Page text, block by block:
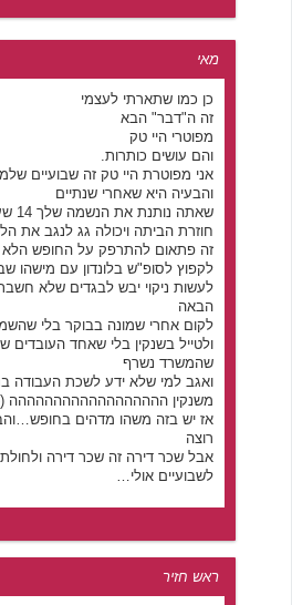
מאי
כן כמו שתארתי לעצמי
זה ה"דבר" הבא
מפוטרי היי טק
והם עושים כותרות.
אני מפוטרת היי טק זה שבועיים
והבעיה היא שאחרי שנתיים
שאתה נותנת את הנשמה שלך 14 שעות ביום
חוזרת הביתה ויכולה גג לנגב את
זה פתאום להתרפק על החופש הלא
לקפוץ לסופ"ש בלונדון עם מישהו
לעשות ניקוי יבש לבגדים שלא
הבאה
לקום אחרי שמונה בבוקר בלי
ולטייל בשנקין בלי שאחד
שהמשרד נשרף
ואגב למי שלא ידע לשכת
משנקין הההההההההההההההההה
אז יש בזה משהו מדהים
רוצה
אבל שכר דירה זה שכר דירה ולחולת
לשבועיים אולי…
ראש חזיר